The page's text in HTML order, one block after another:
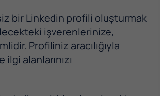
bir Linkedin profili oluşturmak
işverenlerinize,
Profiliniz aracılığıyla
alanlarınızı